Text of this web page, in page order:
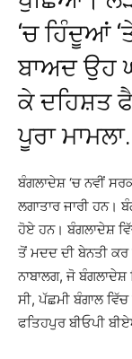
‘ਚ ਹਿੰਦੂਆਂ
ਬਾਅਦ ਉਹ
ਕੇ ਦਹਿਸ਼ਤ
ਪੂਰਾ
ਬੰਗਲਾਦੇਸ਼ ‘ਚ ਨਵੀਂ
ਲਗਾਤਾਰ ਜਾਰੀ ਹਨ।
ਹੋਏ ਹਨ। ਬੰਗਲਾਦੇਸ਼
ਤੋਂ ਮਦਦ ਦੀ ਬੇਨਤੀ
ਨਾਬਾਲਗ, ਜੋ
ਸੀ, ਪੱਛਮੀ ਬੰਗਾਲ
ਫਤਿਹਪੁਰ ਬੀਓਪੀ